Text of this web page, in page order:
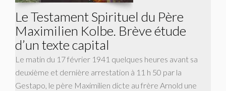
Le Testament Spirituel du Père
Maximilien Kolbe. Brève étude
d’un texte capital
Le matin du 17 février 1941 quelques heures avant sa
deuxième et dernière arrestation à 11 h 50 par la
Gestapo, le père Maximilien dicte au frère Arnold une